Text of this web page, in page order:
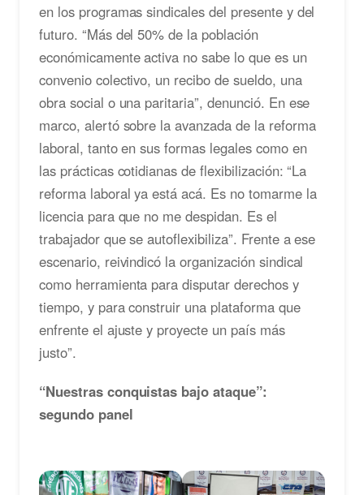
en los programas sindicales del presente y del
futuro. “Más del 50% de la población
económicamente activa no sabe lo que es un
convenio colectivo, un recibo de sueldo, una
obra social o una paritaria”, denunció. En ese
marco, alertó sobre la avanzada de la reforma
laboral, tanto en sus formas legales como en
las prácticas cotidianas de flexibilización: “La
reforma laboral ya está acá. Es no tomarme la
licencia para que no me despidan. Es el
trabajador que se autoflexibiliza”. Frente a ese
escenario, reivindicó la organización sindical
como herramienta para disputar derechos y
tiempo, y para construir una plataforma que
enfrente el ajuste y proyecte un país más
justo”.
“Nuestras conquistas bajo ataque”:
segundo panel